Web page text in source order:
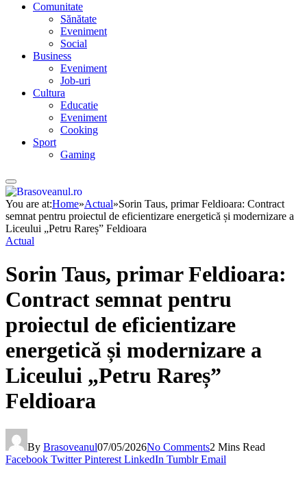
Comunitate
Sănătate
Eveniment
Social
Business
Eveniment
Job-uri
Cultura
Educatie
Eveniment
Cooking
Sport
Gaming
You are at:Home»Actual»Sorin Taus, primar Feldioara: Contract
semnat pentru proiectul de eficientizare energetică și modernizare a
Liceului „Petru Rareș” Feldioara
Actual
Sorin Taus, primar Feldioara:
Contract semnat pentru
proiectul de eficientizare
energetică și modernizare a
Liceului „Petru Rareș”
Feldioara
By Brasoveanul07/05/2026No Comments2 Mins Read
Facebook Twitter Pinterest LinkedIn Tumblr Email